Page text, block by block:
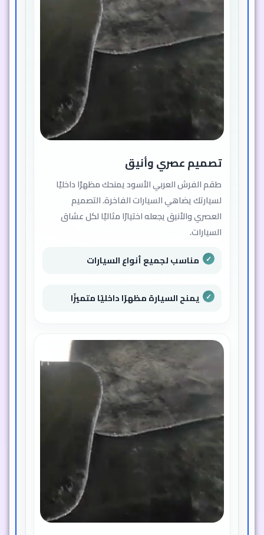
تصميم عصري وأنيق
طقم الفرش العربي الأسود يمنحك مظهرًا داخليًا
لسيارتك يضاهي السيارات الفاخرة. التصميم
العصري والأنيق يجعله اختيارًا مثاليًا لكل عشاق
السيارات.
مناسب لجميع أنواع السيارات
يمنح السيارة مظهرًا داخليًا متميزًا